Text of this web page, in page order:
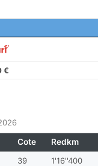
€
39
1'16''400
Cote Redkm